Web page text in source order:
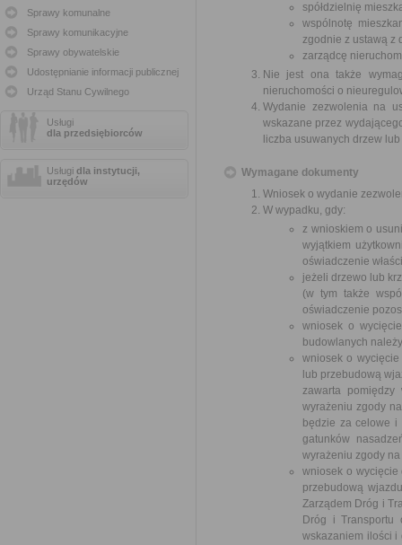
Sprawy komunalne
Sprawy komunikacyjne
Sprawy obywatelskie
Udostępnianie informacji publicznej
Urząd Stanu Cywilnego
Usługi
dla przedsiębiorców
Usługi dla instytucji,
urzędów
spółdzielnię
wspólnotę
zgodnie z ustawą z
zarządcę
Nie jest ona także
nieruchomości o
Wydanie zezwolenia na
wskazane przez
liczba usuwanych drzew
Wymagane dokumenty
Wniosek o wydanie
W wypadku, gdy:
z wnioskiem o
wyjątkiem
oświadczenie
jeżeli drzewo lub
(w tym także
oświadczenie
wniosek o
budowlanych
wniosek o
lub przebudową
zawarta pomiędzy
wyrażeniu zgody
będzie za celowe i
gatunków
wyrażeniu zgody
wniosek o
przebudową
Zarządem Dróg i
Dróg i Transportu
wskazaniem ilości i